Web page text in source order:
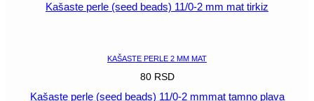
Kašaste perle (seed beads) 11/0-2 mm mat tirkiz
KAŠASTE PERLE 2 MM MAT
80 RSD
Kašaste perle (seed beads) 11/0-2 mmmat tamno plava